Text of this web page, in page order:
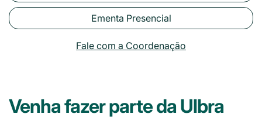
Ementa Presencial
Fale com a Coordenação
Venha fazer parte da Ulbra